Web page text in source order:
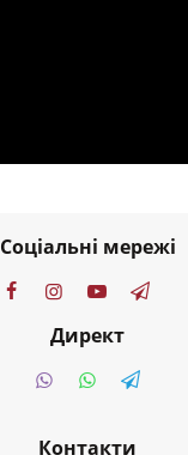
Соціальні мережі
Директ
Контакти